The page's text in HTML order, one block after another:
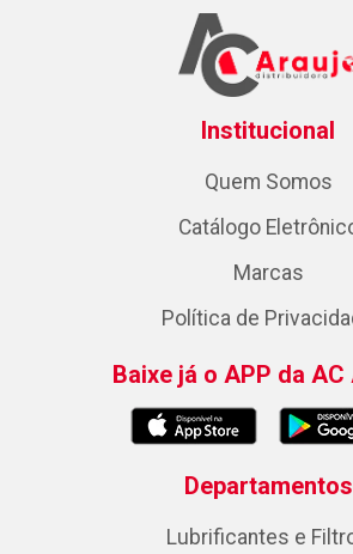
Institucional
Quem Somos
Catálogo
Marcas
Política de
Baixe já o APP da
Departamentos
Lubrificantes e